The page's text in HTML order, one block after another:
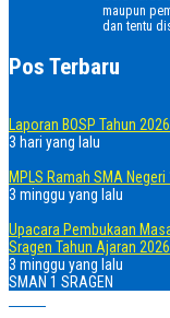
maupun
dan tentu
Pos Terbaru
Laporan BOSP Tahun
3 hari yang lalu
MPLS Ramah SMA
3 minggu yang lalu
Upacara Pembukaan
Sragen Tahun Ajaran
3 minggu yang lalu
SMAN 1 SRAGEN